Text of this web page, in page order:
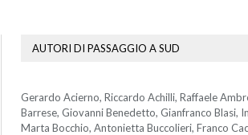
AUTORI DI PASSAGGIO A SUD
Gerardo Acierno, Riccardo Achilli, Raffaele
Barrese, Giovanni Benedetto, Gianfranco Blasi,
Marta Bocchio, Antonietta Buccolieri, Franco